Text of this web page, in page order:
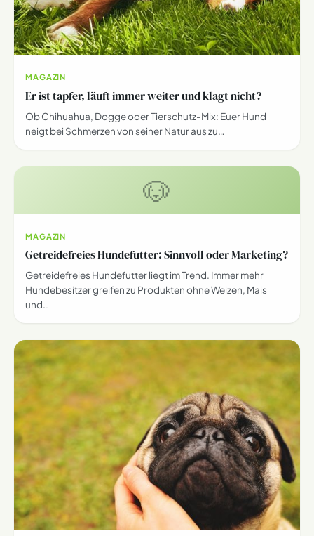
MAGAZIN
Er ist tapfer, läuft immer weiter und klagt nicht?
Ob Chihuahua, Dogge oder Tierschutz-Mix: Euer Hund
neigt bei Schmerzen von seiner Natur aus zu…
🐶
MAGAZIN
Getreidefreies Hundefutter: Sinnvoll oder Marketing?
Getreidefreies Hundefutter liegt im Trend. Immer mehr
Hundebesitzer greifen zu Produkten ohne Weizen, Mais
und…